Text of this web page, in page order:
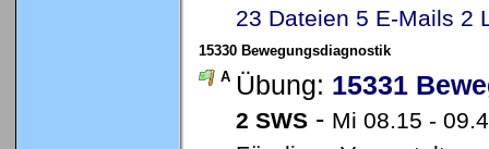
23 Dateien 5 E-Mails 2
15330 Bewegungsdiagnostik
A Übung: 15331
2 SWS - Mi 08.15 -